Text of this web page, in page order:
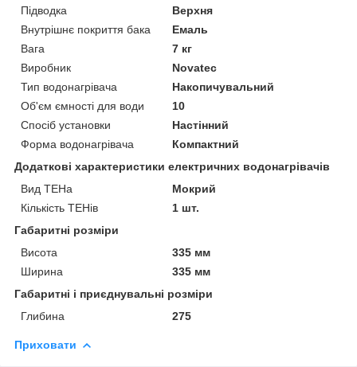
Підводка
Верхня
Внутрішнє покриття бака
Емаль
Вага
7 кг
Виробник
Novatec
Тип водонагрівача
Накопичувальний
Об'єм ємності для води
10
Спосіб установки
Настінний
Форма водонагрівача
Компактний
Додаткові характеристики електричних водонагрівачів
Вид ТЕНа
Мокрий
Кількість ТЕНів
1 шт.
Габаритні розміри
Висота
335 мм
Ширина
335 мм
Габаритні і приєднувальні розміри
Глибина
275
Приховати